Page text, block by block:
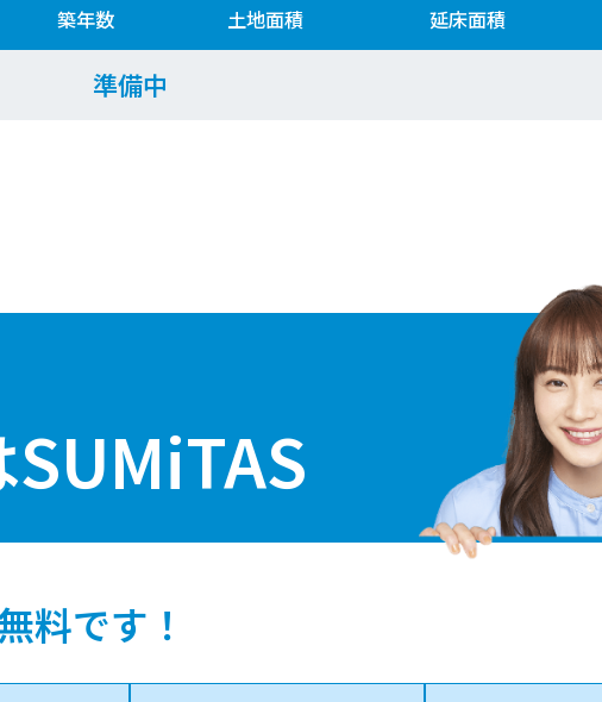
築年数 土地面積 延床面積
準備中
SUMiTAS
料です！